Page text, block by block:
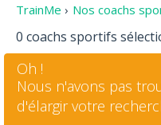
TrainMe › Nos coachs
0 coachs sportifs
Oh !
Nous n'avons pas
d'élargir votre